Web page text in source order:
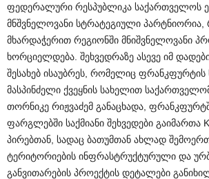
ფედერალური რესპუბლიკა საქართველოს
მნშვნელოვანი სტრატეგიული
მხარდაჭერით რეგიონში მნიშვნელოვანი
ხორციელდება. შეხვედრაზე ასევე იმ
შესახებ ისაუბრეს, რომელიც ფრანკფურტის
მასპინძელი ქვეყნის სახელით
თორნიკე რიჟვაძემ განაცხადა,
ფარგლებში საქმიანი შეხვედები გაიმართა
პირებთან, სადაც ბათუმთან ახლად
ტერიტორიების ინფრასტრუქტურული და
განვითარების პროექტის დეტალები